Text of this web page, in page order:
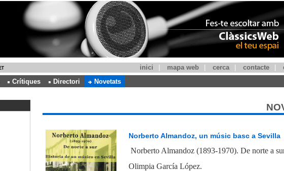
inici mapa web cerca contacte
Crítiques Directori Novetats
Norberto Almandoz, un músic basc a Sevilla
Norberto Almandoz (1893-1970). De norte a
Olimpia García López.